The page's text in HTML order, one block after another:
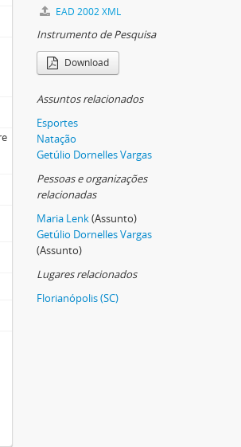
EAD 2002 XML
Instrumento de Pesquisa
Download
Assuntos relacionados
Esportes
Natação
Getúlio Dornelles Vargas
Pessoas e organizações
relacionadas
Maria Lenk(Assunto)
Getúlio Dornelles Vargas
(Assunto)
Lugares relacionados
Florianópolis (SC)